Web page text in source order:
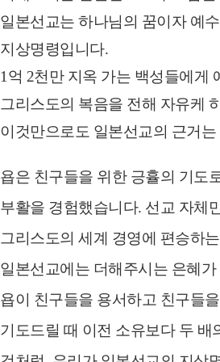
일본선교는 하나님의 꿈이자 예
지상명령입니다.
1억 2천만 지옥 가는 백성들에게
그리스도의 복음을 전해 자유케
이것만으로도 일본선교의 근거
욥은 친구들을 위한 긍휼의 기도
부활을 경험했습니다. 선교 자체
그리스도의 세계 경영에 편승하
일본선교에는 더해주시는 은혜가
욥이 친구들을 용서하고 친구들
기도드릴 때 이전 소유보다 두 배